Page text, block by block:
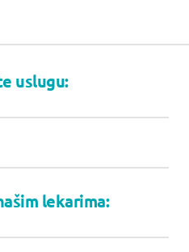
uslugu:
lekarima: